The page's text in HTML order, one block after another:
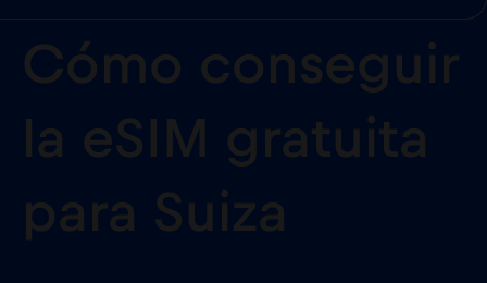
Cómo conseguir
la eSIM gratuita
para Suiza